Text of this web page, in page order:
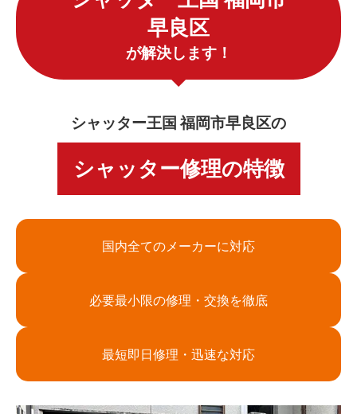
早良区
が解決します！
シャッター王国 福岡市早良区の
シャッター修理の特徴
国内全てのメーカーに対応
必要最小限の修理・交換を徹底
最短即日修理・迅速な対応